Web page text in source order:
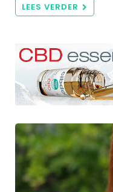
LEES VERDER